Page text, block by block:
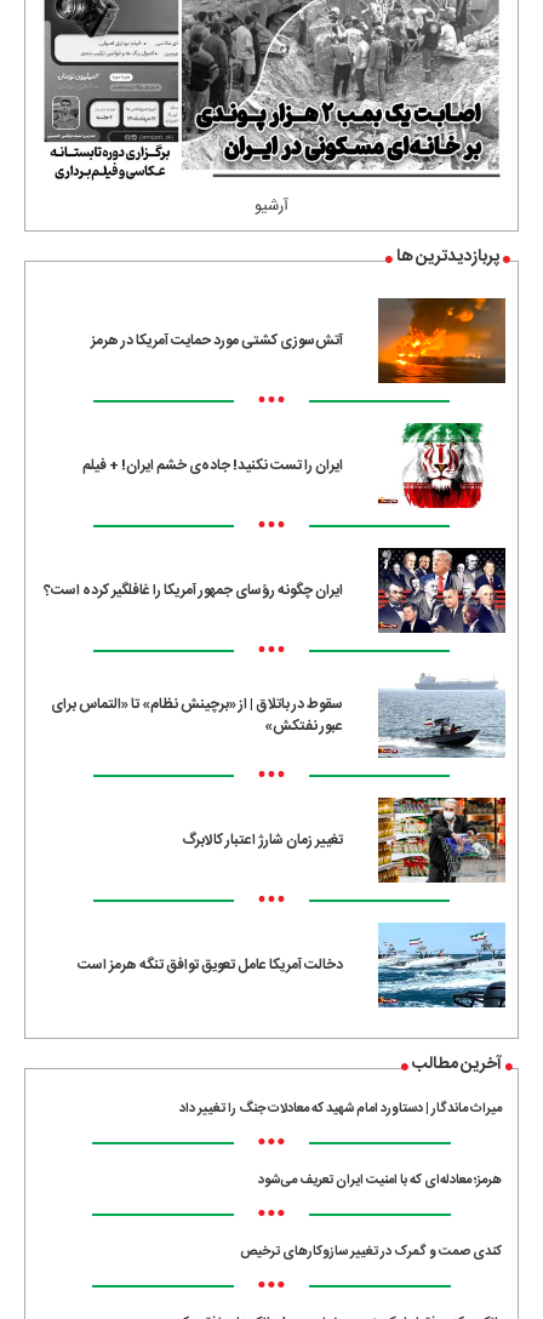
آرشیو
پربازدیدترین ها
آتش‌سوزی کشتی مورد حمایت آمریکا در هرمز
•••
ایران را تست نکنید! جاده‌ی خشم ایران! + فیلم
•••
ایران چگونه رؤسای جمهور آمریکا را غافلگیر کرده است؟
•••
سقوط در باتلاق | از «برچینش نظام» تا «التماس برای
عبور نفتکش»
•••
تغییر زمان شارژ اعتبار کالابرگ
•••
دخالت آمریکا عامل تعویق توافق تنگه هرمز است
آخرین مطالب
میراث ماندگار | دستاورد امام شهید که معادلات جنگ را تغییر داد
•••
هرمز؛ معادله‌ای که با امنیت ایران تعریف می‌شود
•••
کندی صمت و گمرک در تغییر سازوکارهای ترخیص
•••